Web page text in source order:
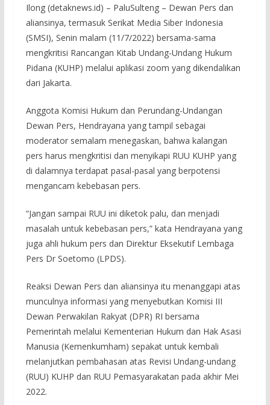
Ilong (detaknews.id) – PaluSulteng – Dewan Pers dan
aliansinya, termasuk Serikat Media Siber Indonesia
(SMSI), Senin malam (11/7/2022) bersama-sama
mengkritisi Rancangan Kitab Undang-Undang Hukum
Pidana (KUHP) melalui aplikasi zoom yang dikendalikan
dari Jakarta.
Anggota Komisi Hukum dan Perundang-Undangan
Dewan Pers, Hendrayana yang tampil sebagai
moderator semalam menegaskan, bahwa kalangan
pers harus mengkritisi dan menyikapi RUU KUHP yang
di dalamnya terdapat pasal-pasal yang berpotensi
mengancam kebebasan pers.
“Jangan sampai RUU ini diketok palu, dan menjadi
masalah untuk kebebasan pers,” kata Hendrayana yang
juga ahli hukum pers dan Direktur Eksekutif Lembaga
Pers Dr Soetomo (LPDS).
Reaksi Dewan Pers dan aliansinya itu menanggapi atas
munculnya informasi yang menyebutkan Komisi III
Dewan Perwakilan Rakyat (DPR) RI bersama
Pemerintah melalui Kementerian Hukum dan Hak Asasi
Manusia (Kemenkumham) sepakat untuk kembali
melanjutkan pembahasan atas Revisi Undang-undang
(RUU) KUHP dan RUU Pemasyarakatan pada akhir Mei
2022.